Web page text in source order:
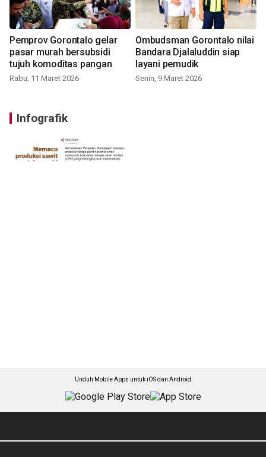
Pemprov Gorontalo gelar
pasar murah bersubsidi
tujuh komoditas pangan
Rabu, 11 Maret 2026
Ombudsman Gorontalo nilai
Bandara Djalaluddin siap
layani pemudik
Senin, 9 Maret 2026
Infografik
Unduh Mobile Apps untuk iOS dan Android